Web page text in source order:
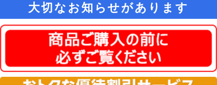
大切なお知らせがあります